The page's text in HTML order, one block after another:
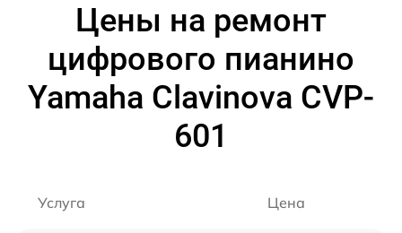
Цены на ремонт
цифрового пианино
Yamaha Clavinova CVP-
601
Услуга Цена